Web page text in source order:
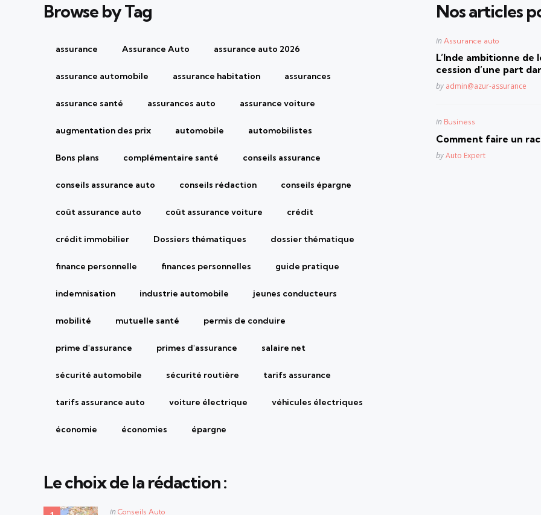
Browse by Tag
assurance Assurance Auto assurance auto 2026
assurance automobile assurance habitation assurances
assurance santé assurances auto assurance voiture
augmentation des prix automobile automobilistes
Bons plans complémentaire santé conseils assurance
conseils assurance auto conseils rédaction conseils épargne
coût assurance auto coût assurance voiture crédit
crédit immobilier Dossiers thématiques dossier thématique
finance personnelle finances personnelles guide pratique
indemnisation industrie automobile jeunes conducteurs
mobilité mutuelle santé permis de conduire
prime d'assurance primes d'assurance salaire net
sécurité automobile sécurité routière tarifs assurance
tarifs assurance auto voiture électrique véhicules électriques
économie économies épargne
Le choix de la rédaction :
Posted
in Conseils Auto
Nos articles
Posted
in
in Assurance auto
L’Inde ambitionne de
cession d’une part
Posted
by admin@azur-assurance
Posted
in Business
Comment faire un
Posted
byAuto Expert